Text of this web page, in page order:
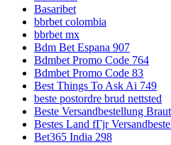
Basaribet
bbrbet colombia
bbrbet mx
Bdm Bet Espana 907
Bdmbet Promo Code 764
Bdmbet Promo Code 83
Best Things To Ask Ai 749
beste postordre brud nettsted
Beste Versandbestellung
Bestes Land fГјr
Bet365 India 298